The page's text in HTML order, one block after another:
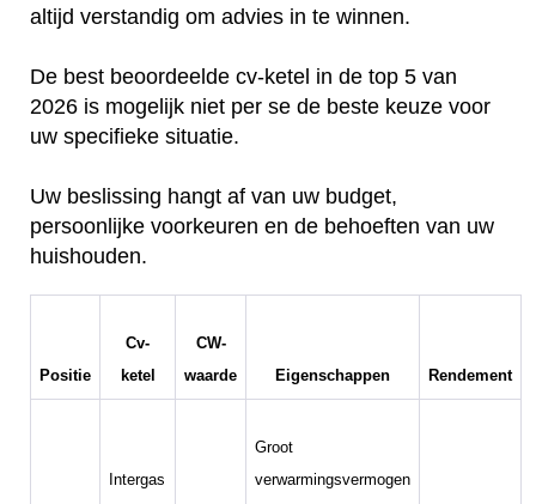
altijd verstandig om advies in te winnen.
De best beoordeelde cv-ketel in de top 5 van
2026 is mogelijk niet per se de beste keuze voor
uw specifieke situatie.
Uw beslissing hangt af van uw budget,
persoonlijke voorkeuren en de behoeften van uw
huishouden.
Positie
Cv-
ketel
CW-
waarde
Eigenschappen Rendement
Intergas
Groot
verwarmingsvermogen